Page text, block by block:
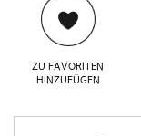
ZU FAVORITEN
HINZUFÜGEN